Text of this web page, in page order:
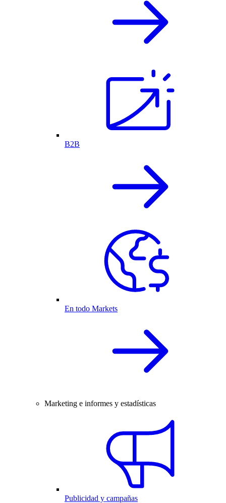
B2B
En todo Markets
Marketing e informes y estadísticas
Publicidad y campañas